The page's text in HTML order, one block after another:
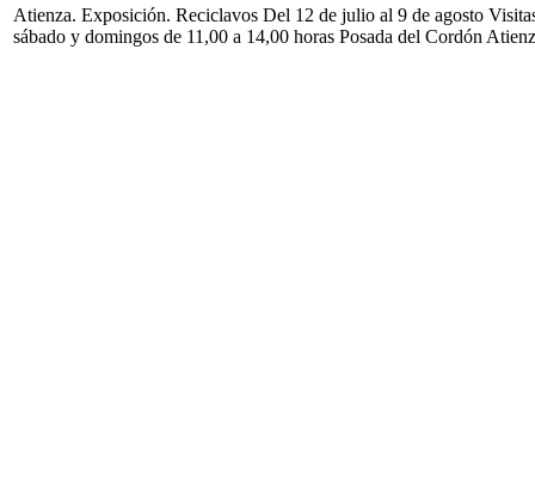
Atienza. Exposición. Reciclavos Del 12 de julio al 9 de agosto
sábado y domingos de 11,00 a 14,00 horas Posada del Cordón